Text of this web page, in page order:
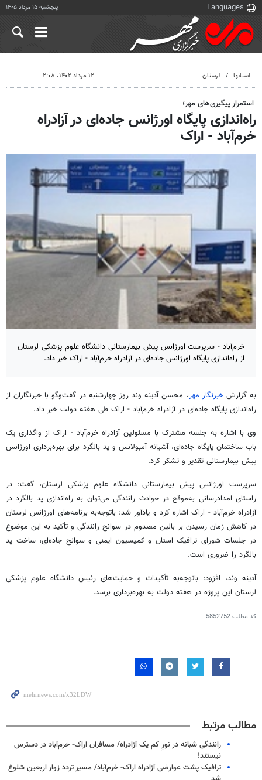
پنجشنبه ۱۵ مرداد ۱۴۰۵
استانها لرستان ۱۲ مرداد ۱۴۰۲، ۲:۰۸
استمرار پیگیری‌های مهر؛
راه‌اندازی پایگاه اورژانس جاده‌ای در آزادراه
خرم‌آباد - اراک
خرم‌آباد - سرپرست اورژانس پیش بیمارستانی دانشگاه علوم پزشکی لرستان
از راه‌اندازی پایگاه اورژانس جاده‌ای در آزادراه خرم‌آباد - اراک خبر داد.
به گزارش خبرنگار مهر، محسن آدینه وندروز چهارشنبه در گفت‌وگو با خبرنگاران از
راه‌اندازی پایگاه جاده‌ای در آزادراه خرم‌آباد - اراک طی هفته دولت خبر داد.
وی با اشاره به جلسه مشترک با مسئولین آزادراه خرم‌آباد - اراک از واگذاری یک
باب ساختمان پایگاه جاده‌ای، آشیانه آمبولانس وپد بالگرد برای بهره‌برداری اورژانس
پیش بیمارستانی تقدیر و تشکر کرد.
سرپرست اورژانس پیش بیمارستانی دانشگاه علوم پزشکی لرستان، گفت: در
راستای امدادرسانی به‌موقع در حوادث رانندگی می‌توان به راه‌اندازیپد بالگرد در
آزادراه خرم‌آباد - اراک اشاره کرد و یادآور شد: باتوجه‌به برنامه‌های اورژانس لرستان
در کاهش زمان رسیدن بر بالین مصدوم در سوانح رانندگی و تأکید به این موضوع
در جلسات شورای ترافیک استان و کمیسیون ایمنی و سوانح جاده‌ای، ساخت پد
بالگرد را ضروری است.
آدینه وند، افزود: باتوجه‌به تأکیدات و حمایت‌های رئیس دانشگاه علوم پزشکی
لرستان این پروژه در هفته دولت به بهره‌برداری برسد.
کد مطلب5852752
مطالب مرتبط
رانندگی شبانه در نورِ کم یک آزادراه/ مسافران اراک- خرم‌آباد در دسترس
نیستند!
ترافیک پشت عوارضی آزادراه اراک- خرم‌آباد/ مسیر تردد زوار اربعین شلوغ